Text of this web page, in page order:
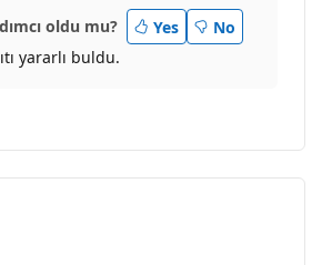
oldu mu? Yes
No
yararlı buldu.